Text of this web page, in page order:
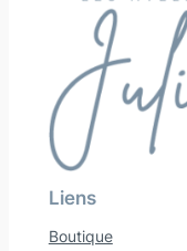
Liens
Boutique